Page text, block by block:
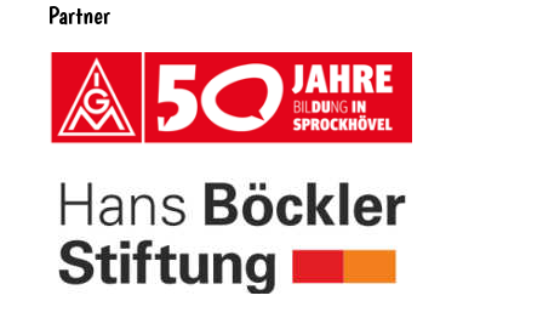
Partner